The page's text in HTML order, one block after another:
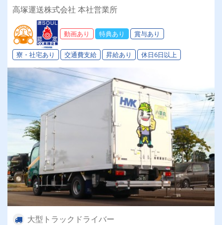
高塚運送株式会社 本社営業所
動画あり 特典あり 賞与あり
寮・社宅あり 交通費支給 昇給あり 休日6日以上
大型トラックドライバー